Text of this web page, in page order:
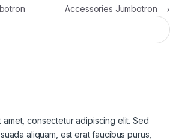
entradasAccessories Jumbotron →
amet, consectetur adipiscing elit. Sed
aliquam, est erat faucibus purus,